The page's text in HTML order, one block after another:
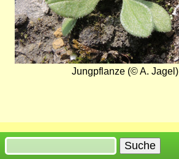
Jungpflanze (© A. Jagel)
Suche